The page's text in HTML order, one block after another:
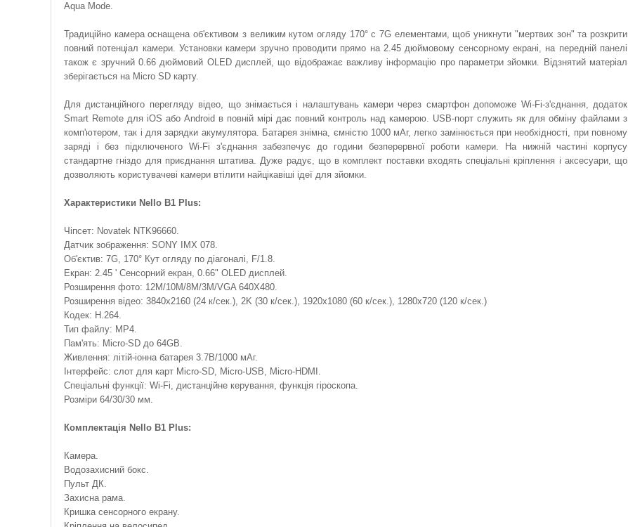
Aqua Mode.
Традиційно камера оснащена об'єктивом з великим кутом огляду 170° c 7G елементами, щоб уникнути "мертвих зон" та розкрити
повний потенціал камери. Установки камери зручно проводити прямо на 2.45 дюймовому сенсорному екрані, на передній панелі
також є зручний 0.66 дюймовий OLED дисплей, що відображає важливу інформацію про параметри зйомки. Відзнятий матеріал
зберігається на Micro SD карту.
Для дистанційного перегляду відео, що знімається і налаштувань камери через смартфон допоможе Wi-Fi-з'єднання, додаток
Smart Remote для iOS або Android в повній мірі дає повний контроль над камерою. USB-порт служить як для обміну файлами з
комп'ютером, так і для зарядки акумулятора. Батарея знімна, ємністю 1000 мАг, легко замінюється при необхідності, при повному
заряді і без підключеного Wi-Fi з'єднання забезпечує до години безперервної роботи камери. На нижній частині корпусу
стандартне гніздо для приєднання штатива. Дуже радує, що в комплект поставки входять спеціальні кріплення і аксесуари, що
дозволяють користувачеві камери втілити найцікавіші ідеї для зйомки.
Характеристики Nello B1 Plus:
Чіпсет: Novatek NTK96660.
Датчик зображення: SONY IMX 078.
Об'єктив: 7G, 170° Кут огляду по діагоналі, F/1.8.
Екран: 2.45 ' Сенсорний екран, 0.66" OLED дисплей.
Розширення фото: 12M/10M/8M/3M/VGA 640X480.
Розширення відео: 3840х2160 (24 к/сек.), 2K (30 к/сек.), 1920х1080 (60 к/сек.), 1280х720 (120 к/сек.)
Кодек: H.264.
Тип файлу: MP4.
Пам'ять: Micro-SD до 64GB.
Живлення: літій-іонна батарея 3.7В/1000 мАг.
Інтерфейс: слот для карт Micro-SD, Micro-USB, Micro-HDMI.
Спеціальні функції: Wi-Fi, дистанційне керування, функція гіроскопа.
Розміри 64/30/30 мм.
Комплектація Nello B1 Plus:
Камера.
Водозахисний бокс.
Пульт ДК.
Захисна рама.
Кришка сенсорного екрану.